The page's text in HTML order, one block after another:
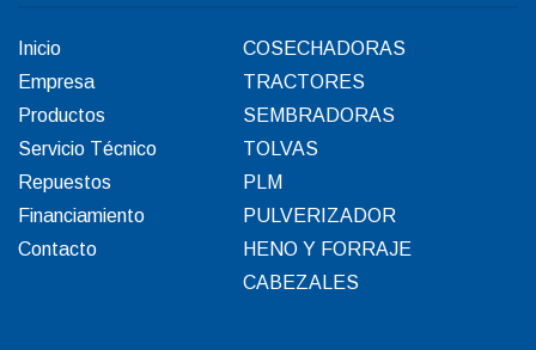
Inicio
Empresa
Productos
Servicio Técnico
Repuestos
Financiamiento
Contacto
COSECHADORAS
TRACTORES
SEMBRADORAS
TOLVAS
PLM
PULVERIZADOR
HENO Y FORRAJE
CABEZALES